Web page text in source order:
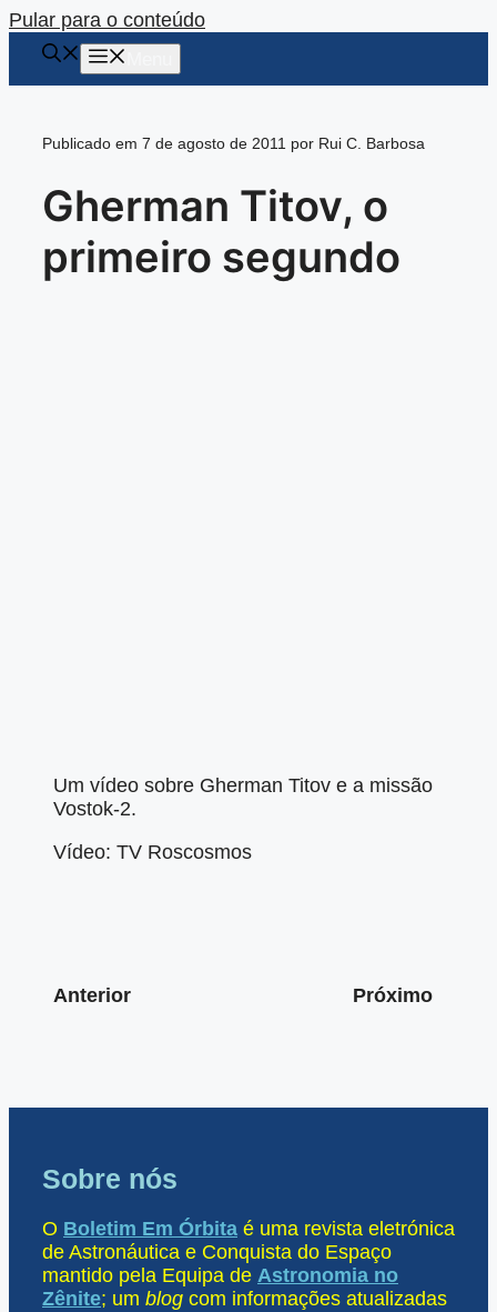
Pular para o conteúdo
Publicado em 7 de agosto de 2011 por Rui C. Barbosa
Gherman Titov, o
primeiro segundo
Um vídeo sobre Gherman Titov e a missão
Vostok-2.
Vídeo: TV Roscosmos
Anterior Próximo
Sobre nós
O Boletim Em Órbita é uma revista eletrónica
de Astronáutica e Conquista do Espaço
mantido pela Equipa de Astronomia no
Zênite; um blog com informações atualizadas